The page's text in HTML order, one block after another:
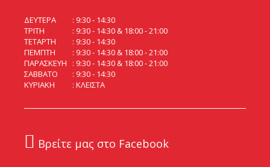
ΔΕΥΤΕΡΑ
9:30 - 14:30
ΤΡΙΤΗ
9:30 - 14:30 & 18:00 - 21:00
ΤΕΤΑΡΤΗ
9:30 - 14:30
ΠΕΜΠΤΗ
9:30 - 14:30 & 18:00 - 21:00
ΠΑΡΑΣΚΕΥΗ
9:30 - 14:30 & 18:00 - 21:00
ΣΑΒΒΑΤΟ
9:30 - 14:30
ΚΥΡΙΑΚΗ
ΚΛΕΙΣΤΑ
Βρείτε μας στο Facebook